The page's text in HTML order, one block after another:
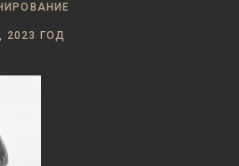
2023 ГОД